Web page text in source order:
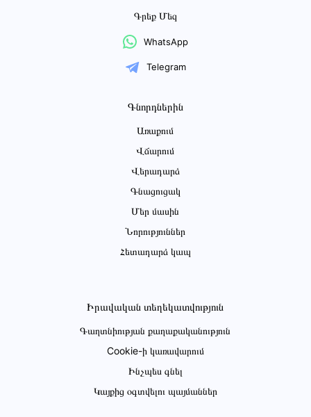
Գրեք Մեզ
WhatsApp
Telegram
Գնորդներին
Առաքում
Վճարում
Վերադարձ
Գնացուցակ
Մեր մասին
Նորություններ
Հետադարձ կապ
Իրավական տեղեկատվություն
Գաղտնիության քաղաքականություն
Cookie-ի կառավարում
Ինչպես գնել
Կայքից օգտվելու պայմաններ